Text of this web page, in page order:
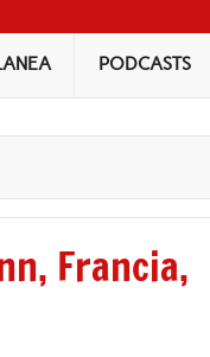
PODCASTS
Francia,